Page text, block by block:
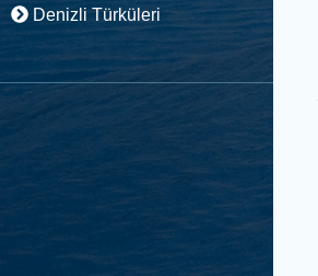
Denizli Türküleri